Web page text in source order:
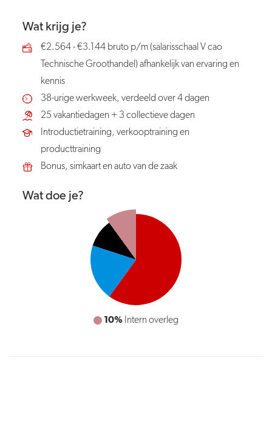
Wat krijg je?
€2.564 - €3.144 bruto p/m (salarisschaal V cao
Technische Groothandel) afhankelijk van ervaring en
kennis
38-urige werkweek, verdeeld over 4 dagen
25 vakantiedagen + 3 collectieve dagen
Introductietraining, verkooptraining en
producttraining
Bonus, simkaart en auto van de zaak
Wat doe je?
10% Intern overleg